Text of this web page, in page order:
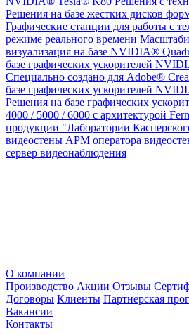
Решения на базе жестких дисков
Графические станции для работы с
режиме реального времени
визуализация на базе NVIDIA®
базе графических ускорителей
Специально создано для Adobe®
базе графических ускорителей
Решения на базе графических
4000 / 5000 / 6000 с архитектурой
продукции "Лаборатории
видеостены АРМ оператора
сервер видеонаблюдения
О компании
Производство Акции Отзывы
Договоры Клиенты Партнерская
Вакансии
Контакты